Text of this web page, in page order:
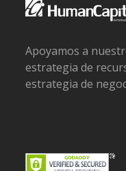
Apoyamos a
estrategia de
estrategia de